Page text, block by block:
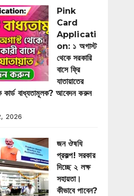
Pink
Card
Applicati
on: ১ অগাস্ট
থেকে সরকারি
বাসে ফ্রি
যাতায়াতের
কার্ড বাধ্যতামূলক? আবেদন করুন
2026
জন ঔষধি
প্রকল্প! সরকার
দিচ্ছে ২ লক্ষ
সহায়তা।
কীভাবে পাবেন?